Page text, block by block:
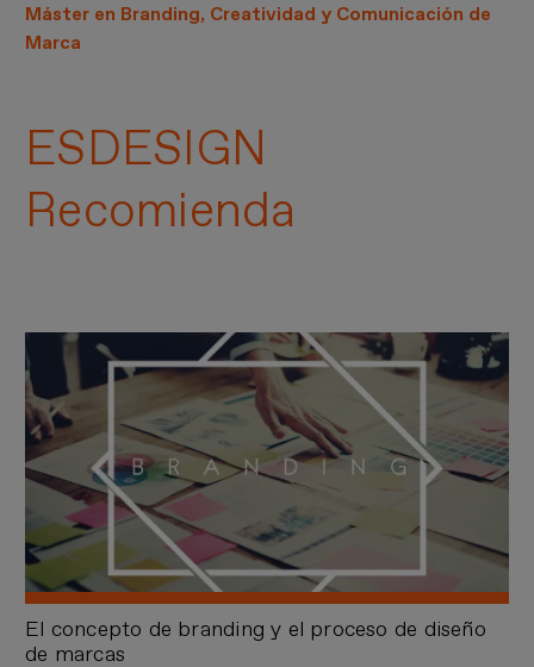
Máster en Branding, Creatividad y Comunicación de
Marca
ESDESIGN
Recomienda
El concepto de branding y el proceso de diseño
de marcas